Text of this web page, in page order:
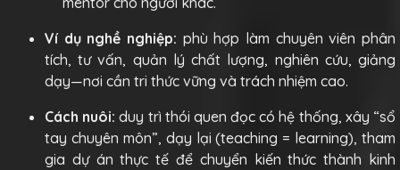
Ví dụ nghề nghiệp: phù hợp làm chuyên viên phân
tích, tư vấn, quản lý chất lượng, nghiên cứu, giảng
dạy—nơi cần tri thức vững và trách nhiệm cao.
Cách nuôi: duy trì thói quen đọc có hệ thống, xây “sổ
tay chuyên môn”, dạy lại (teaching = learning), tham
gia dự án thực tế để chuyển kiến thức thành kinh